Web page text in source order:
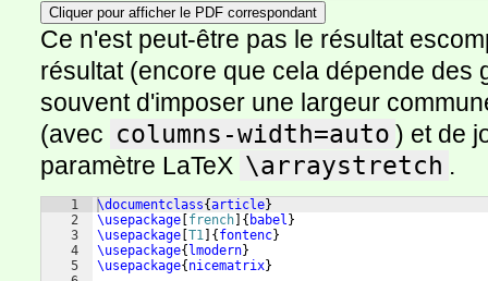
Cliquer pour afficher le PDF correspondant
Ce n'est peut-être pas le résultat
résultat (encore que cela dépende des
souvent d'imposer une largeur
(avec columns-width=auto ) et de
paramètre LaTeX \arraystretch .
1
2
3
4
5
\documentclass{article}
\usepackage french { babel }
\usepackage T1 { fontenc}
\usepackage{ lmodern}
\usepackage{ nicematrix}